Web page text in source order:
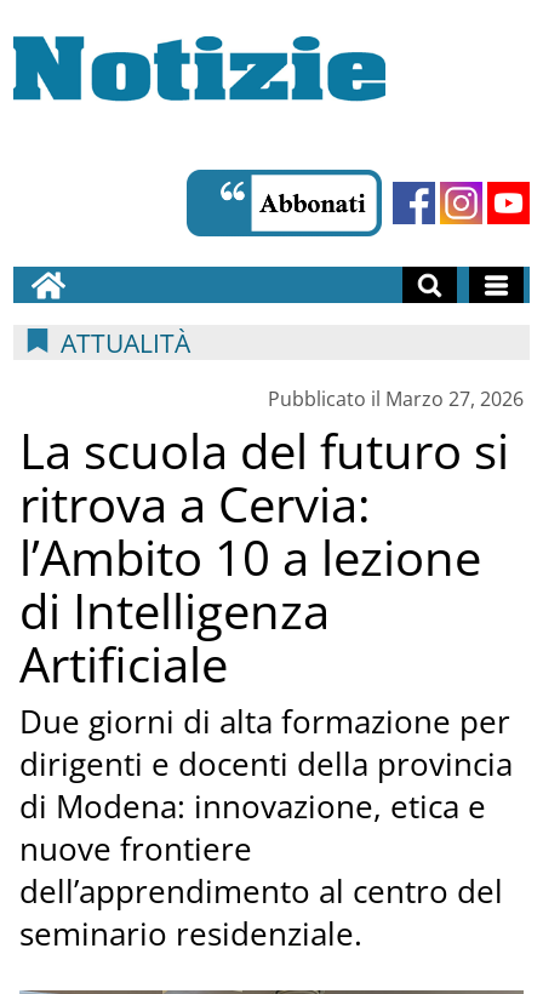
ATTUALITÀ
Pubblicato il Marzo 27, 2026
La scuola del futuro si
ritrova a Cervia:
l’Ambito 10 a lezione
di Intelligenza
Artificiale
Due giorni di alta formazione per
dirigenti e docenti della provincia
di Modena: innovazione, etica e
nuove frontiere
dell’apprendimento al centro del
seminario residenziale.